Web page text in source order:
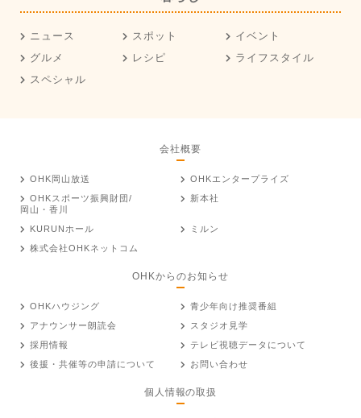
ニュース スポット
イベント
グルメ
レシピ
ライフスタイル
スペシャル
会社概要
OHK岡山放送
OHKエンタープライズ
OHKスポーツ振興財団/
岡山・香川
新本社
KURUNホール
ミルン
株式会社OHKネットコム
OHKからのお知らせ
OHKハウジング
青少年向け推奨番組
アナウンサー朗読会
スタジオ見学
採用情報
テレビ視聴データについて
後援・共催等の申請について
お問い合わせ
個人情報の取扱